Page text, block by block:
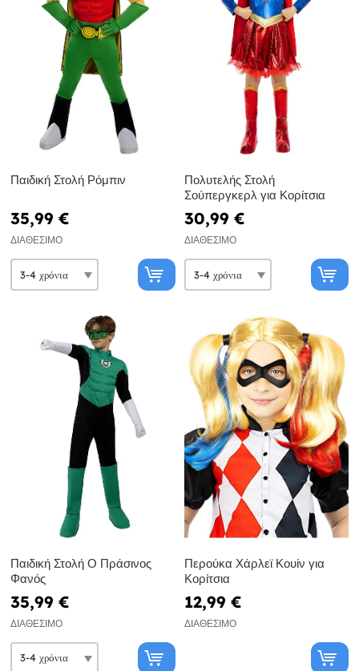
Παιδική Στολή Ρόμπιν
35,99 €
ΔΙΑΘΈΣΙΜΟ
Πολυτελής Στολή
Σούπεργκερλ για Κορίτσια
30,99 €
ΔΙΑΘΈΣΙΜΟ
Παιδική Στολή Ο Πράσινος
Φανός
35,99 €
ΔΙΑΘΈΣΙΜΟ
Περούκα Χάρλεϊ Κουίν για
Κορίτσια
12,99 €
ΔΙΑΘΈΣΙΜΟ